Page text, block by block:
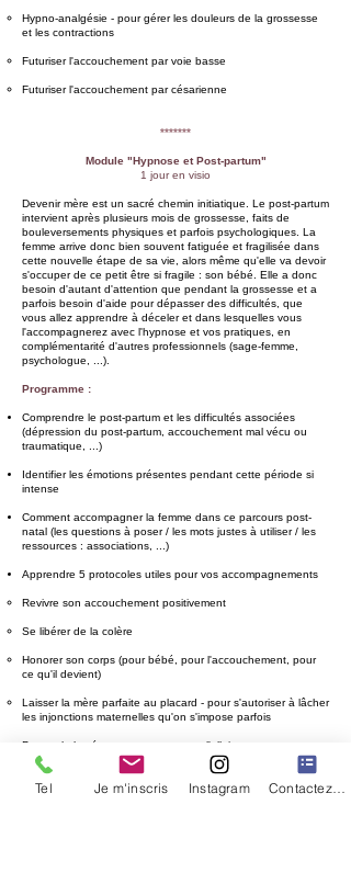
Hypno-analgésie - pour gérer les douleurs de la grossesse
et les contractions
Futuriser l'accouchement par voie basse
Futuriser l'accouchement par césarienne
*******
Module "Hypnose et Post-partum"
1 jour en visio
Devenir mère est un sacré chemin initiatique. Le post-partum
intervient après plusieurs mois de grossesse, faits de
bouleversements physiques et parfois psychologiques. La
femme arrive donc bien souvent fatiguée et fragilisée dans
cette nouvelle étape de sa vie, alors même qu'elle va devoir
s'occuper de ce petit être si fragile : son bébé. Elle a donc
besoin d'autant d'attention que pendant la grossesse et a
parfois besoin d'aide pour dépasser des difficultés, que
vous allez apprendre à déceler et dans lesquelles vous
l'accompagnerez avec l'hypnose et vos pratiques, en
complémentarité d'autres professionnels (sage-femme,
psychologue, ...).
Programme :
Comprendre le post-partum et les difficultés associées
(dépression du post-partum, accouchement mal vécu ou
traumatique, ...)
Identifier les émotions présentes pendant cette période si
intense
Comment accompagner la femme dans ce parcours post-
natal (les questions à poser / les mots justes à utiliser / les
ressources : associations, ...)
Apprendre 5 protocoles utiles pour vos accompagnements
Revivre son accouchement positivement
Se libérer de la colère
Honorer son corps (pour bébé, pour l'accouchement, pour
ce qu'il devient)
Laisser la mère parfaite au placard - pour s'autoriser à lâcher
les injonctions maternelles qu'on s'impose parfois
Protocole lacté - pour accompagner l'allaitement
Tel Je m'inscris Instagram Contactez nous